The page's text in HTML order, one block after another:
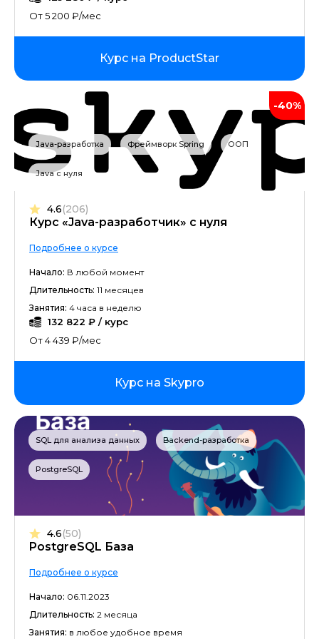
От 5 200 ₽/мес
Курс на ProductStar
-40%
Java-разработка Фреймворк Spring ООП
Java с нуля
Курс «Java-разработчик» с нуля
4.6(206)
Подробнее о курсе
Начало: В любой момент
Длительность: 11 месяцев
Занятия: 4 часа в неделю
132 822 ₽ / курс
От 4 439 ₽/мес
Курс на Skypro
SQL для анализа данных Backend-разработка
PostgreSQL
PostgreSQL База
4.6(50)
Подробнее о курсе
Начало: 06.11.2023
Длительность: 2 месяца
Занятия: в любое удобное время